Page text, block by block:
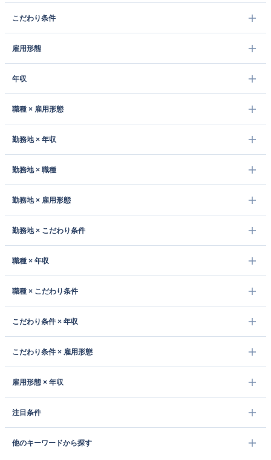
こだわり条件
雇用形態
年収
職種 × 雇用形態
勤務地 × 年収
勤務地 × 職種
勤務地 × 雇用形態
勤務地 × こだわり条件
職種 × 年収
職種 × こだわり条件
こだわり条件 × 年収
こだわり条件 × 雇用形態
雇用形態 × 年収
注目条件
他のキーワードから探す